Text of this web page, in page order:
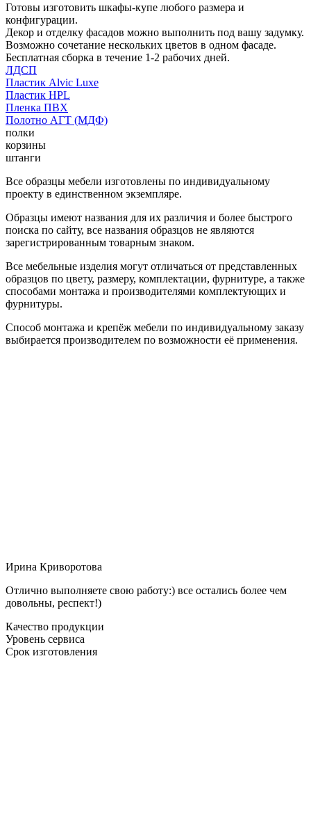
Готовы изготовить шкафы-купе любого размера и
конфигурации.
Декор и отделку фасадов можно выполнить под вашу задумку.
Возможно сочетание нескольких цветов в одном фасаде.
Бесплатная сборка в течение 1-2 рабочих дней.
ЛДСП
Пластик Alvic Luxe
Пластик HPL
Пленка ПВХ
Полотно АГТ (МДФ)
полки
корзины
штанги
Все образцы мебели изготовлены по индивидуальному
проекту в единственном экземпляре.
Образцы имеют названия для их различия и более быстрого
поиска по сайту, все названия образцов не являются
зарегистрированным товарным знаком.
Все мебельные изделия могут отличаться от представленных
образцов по цвету, размеру, комплектации, фурнитуре, а также
способами монтажа и производителями комплектующих и
фурнитуры.
Способ монтажа и крепёж мебели по индивидуальному заказу
выбирается производителем по возможности её применения.
Ирина Криворотова
Отлично выполняете свою работу:) все остались более чем
довольны, респект!)
Качество продукции
Уровень сервиса
Срок изготовления